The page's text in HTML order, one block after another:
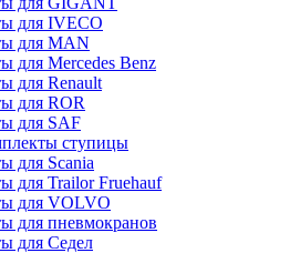
для IVECO
для MAN
для Mercedes Benz
для Renault
для ROR
для SAF
ступицы
для Scania
для Trailor Fruehauf
для VOLVO
для пневмокранов
для Седел